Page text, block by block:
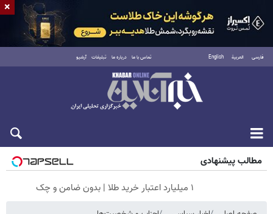
فارسی العربية English تماس با ما درباره ما تبلیغات آرشیو
جمعه ۱۶ مرداد ۱۴۰۵
مطالب پیشنهادی
۱ میلیارد اعتبار خرید طلا | بدون ضامن و چک
×